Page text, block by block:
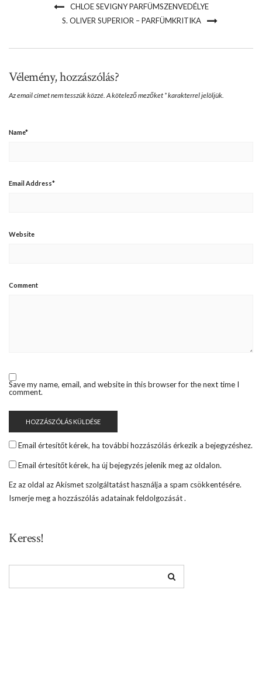
CHLOE SEVIGNY PARFÜMSZENVEDÉLYE
S. OLIVER SUPERIOR – PARFÜMKRITIKA
Vélemény, hozzászólás?
Az email címet nem tesszük közzé. A kötelező mezőket *karakterrel jelöljük.
Name*
Email Address*
Website
Comment
Save my name, email, and website in this browser for the next time I
comment.
Email értesítőt kérek, ha további hozzászólás érkezik a bejegyzéshez.
Email értesítőt kérek, ha új bejegyzés jelenik meg az oldalon.
Ez az oldal az Akismet szolgáltatást használja a spam csökkentésére.
Ismerje meg a hozzászólás adatainak feldolgozását.
Keress!